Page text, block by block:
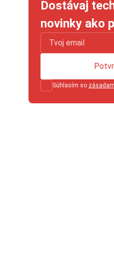
Dostávaj
novinky ako
Súhlasím so